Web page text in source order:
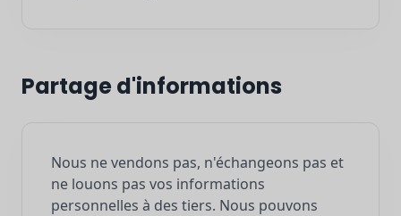
Partage d'informations
Nous ne vendons pas, n'échangeons pas et
ne louons pas vos informations
personnelles à des tiers. Nous pouvons